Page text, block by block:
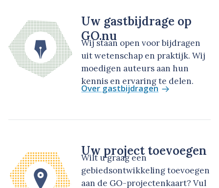
Uw gastbijdrage op
GO.nu
Wij staan open voor bijdragen
uit wetenschap en praktijk. Wij
moedigen auteurs aan hun
kennis en ervaring te delen.
Over gastbijdragen
Uw project toevoegen
Wilt u graag een
gebiedsontwikkeling toevoegen
aan de GO-projectenkaart? Vul